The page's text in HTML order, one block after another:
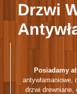
Drzwi
Posiadamy
antywłamaniowe,
drzwi drewniane,